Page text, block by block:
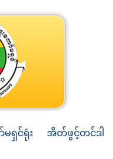
မရှင်ရုံး အိတ်ဖွင့်တင်ဒါ